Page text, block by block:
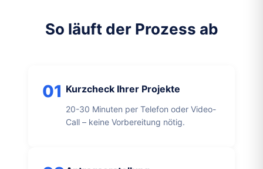
So läuft der Prozess ab
01 Kurzcheck Ihrer Projekte
20-30 Minuten per Telefon oder Video-
Call – keine Vorbereitung nötig.